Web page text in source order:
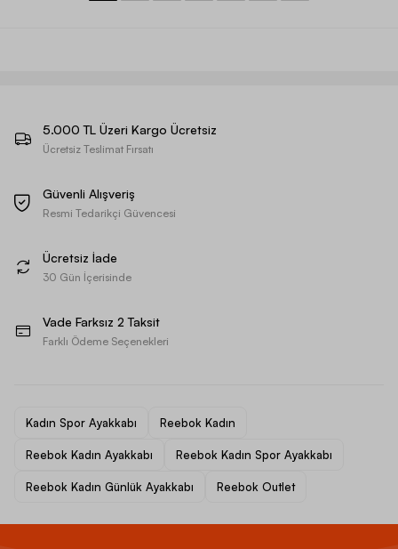
5.000 TL Üzeri Kargo Ücretsiz
Ücretsiz Teslimat Fırsatı
Güvenli Alışveriş
Resmi Tedarikçi Güvencesi
Ücretsiz İade
30 Gün İçerisinde
Vade Farksız 2 Taksit
Farklı Ödeme Seçenekleri
Kadın Spor Ayakkabı Reebok Kadın
Reebok Kadın Ayakkabı Reebok Kadın Spor Ayakkabı
Reebok Kadın Günlük Ayakkabı Reebok Outlet